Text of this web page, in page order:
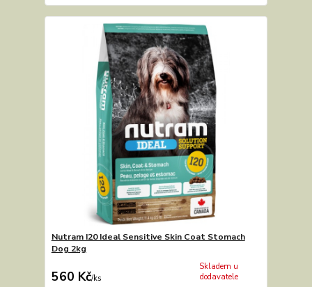
Nutram I20 Ideal Sensitive Skin Coat Stomach
Dog 2kg
560 Kč/ks
Skladem u
dodavatele